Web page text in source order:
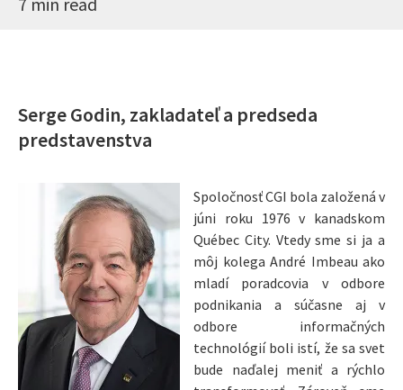
Serge Godin, zakladateľ a predseda
predstavenstva
Spoločnosť CGI bola založená v
júni roku 1976 v kanadskom
Québec City. Vtedy sme si ja a
môj kolega André Imbeau ako
mladí poradcovia v odbore
podnikania a súčasne aj v
odbore informačných
technológií boli istí, že sa svet
bude naďalej meniť a rýchlo